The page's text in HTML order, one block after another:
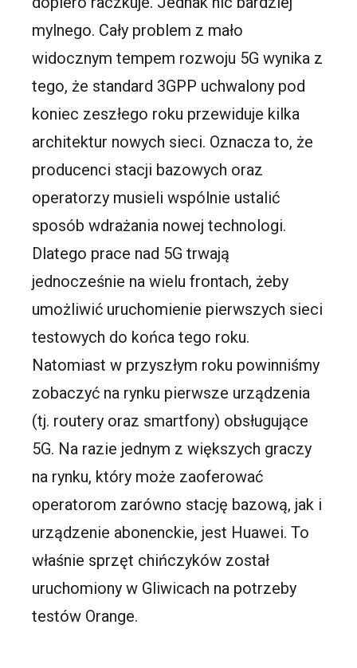
mylnego. Cały problem z mało
widocznym tempem rozwoju 5G wynika z
tego, że standard 3GPP uchwalony pod
koniec zeszłego roku przewiduje kilka
architektur nowych sieci. Oznacza to, że
producenci stacji bazowych oraz
operatorzy musieli wspólnie ustalić
sposób wdrażania nowej technologi.
Dlatego prace nad 5G trwają
jednocześnie na wielu frontach, żeby
umożliwić uruchomienie pierwszych sieci
testowych do końca tego roku.
Natomiast w przyszłym roku powinniśmy
zobaczyć na rynku pierwsze urządzenia
(tj. routery oraz smartfony) obsługujące
5G. Na razie jednym z większych graczy
na rynku, który może zaoferować
operatorom zarówno stację bazową, jak i
urządzenie abonenckie, jest Huawei. To
właśnie sprzęt chińczyków został
uruchomiony w Gliwicach na potrzeby
testów Orange.